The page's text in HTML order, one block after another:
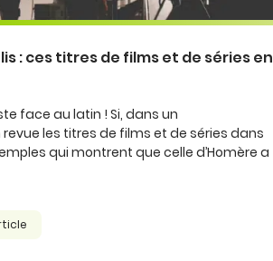
: ces titres de films et de séries en
face au latin ! Si, dans un
les titres de films et de séries dans
qui montrent que celle d’Homère a